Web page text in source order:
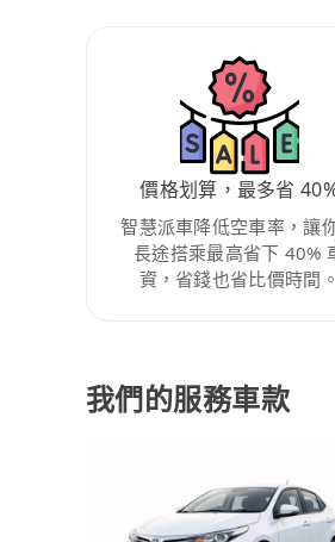
價格划算，最多省
智慧派車降低空車率，讓
長途搭乘最高省下 40%
資，省錢也省比價時間。
我們的服務車款